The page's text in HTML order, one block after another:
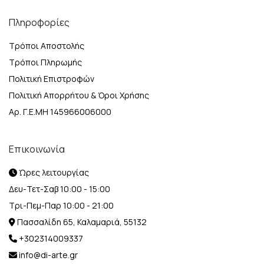
Πληροφορίες
Τρόποι Αποστολής
Τρόποι Πληρωμής
Πολιτική Επιστροφών
Πολιτική Απορρήτου & Όροι Χρήσης
Αρ. Γ.Ε.ΜΗ 145966006000
Επικοινωνία
Ώρες λειτουργίας
Δευ-Τετ-Σαβ 10:00 - 15:00
Τρι-Πεμ-Παρ 10:00 - 21:00
Πασσαλίδη 65, Καλαμαριά, 55132
+302314009337
info@di-arte.gr